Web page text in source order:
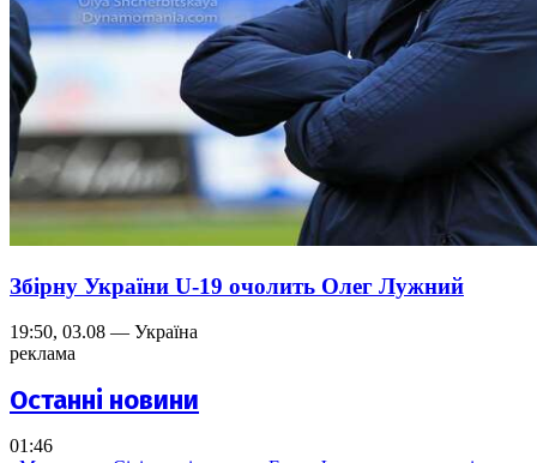
Збірну України U-19 очолить Олег Лужний
19:50, 03.08 — Україна
реклама
Останні новини
01:46